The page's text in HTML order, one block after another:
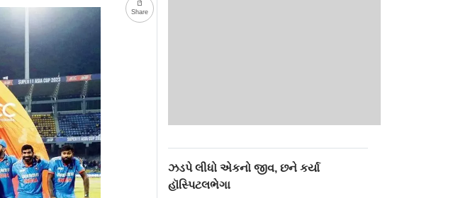
Share
ઝડપે લીધો એકનો જીવ, છને કર્યા
હૉસ્પિટલભેગા